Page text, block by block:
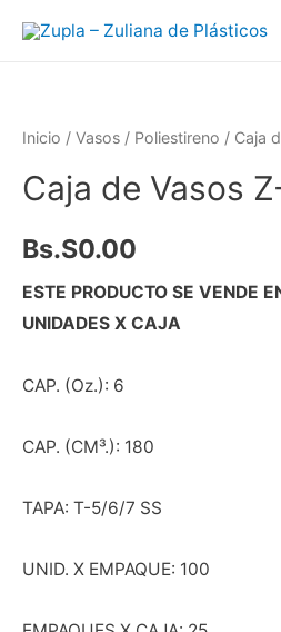
Inicio / Vasos / Poliestireno / Caja
Caja de Vasos
Bs.S0.00
ESTE PRODUCTO SE VENDE
UNIDADES X CAJA
CAP. (Oz.): 6
CAP. (CM³.): 180
TAPA: T-5/6/7 SS
UNID. X EMPAQUE: 100